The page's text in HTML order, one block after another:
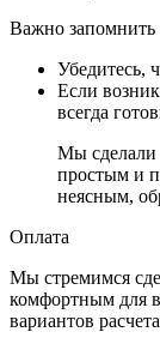
Важно запомнить
Убедитесь,
Если
всегда
Мы сделали
простым и
неясным,
Оплата
Мы стремимся
комфортным для
вариантов